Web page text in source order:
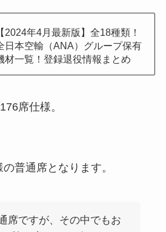
【2024年4月最新版】全18種類！
日本空輸（ANA）グループ保有
材一覧！登録退役情報まとめ
席仕様。
普通席となります。
席ですが、その中でもお